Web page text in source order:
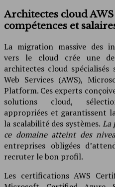
Architectes cloud
compétences et
La migration massive des
vers le cloud crée une
architectes cloud
Web Services (AWS),
Platform. Ces experts
solutions cloud,
appropriées et garantissent
la scalabilité des systèmes. La
ce domaine atteint des
entreprises obligées
recruter le bon profil.
Les certifications AWS